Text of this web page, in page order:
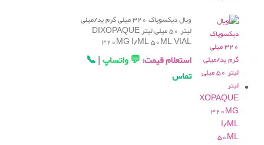
ویال دیکسوپاک 320 میلی گرم ید/میلی
لیتر 50 میلی لیتر DIXOPAQUE
320MG I/ML 50ML VIAL
استعلام قیمت:💬 واتساپ|
📞
تماس